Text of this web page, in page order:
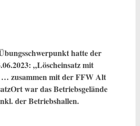
hatte der
„Löscheinsatz mit
zusammen mit der FFW Alt
war das Betriebsgelände
der Betriebshallen.